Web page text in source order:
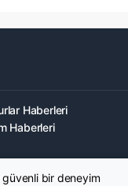
Haberleri
Haberleri
güvenli bir deneyim